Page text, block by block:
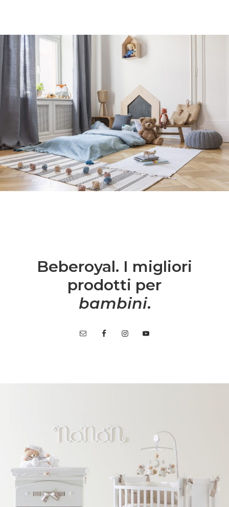
Beberoyal. I migliori
prodotti per
bambini.